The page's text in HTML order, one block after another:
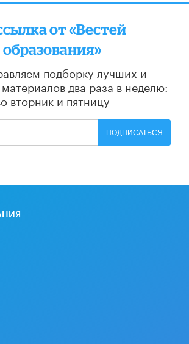
от «Вестей
образования»
подборку лучших и
два раза в неделю:
вторник и пятницу
ПОДПИСАТЬСЯ